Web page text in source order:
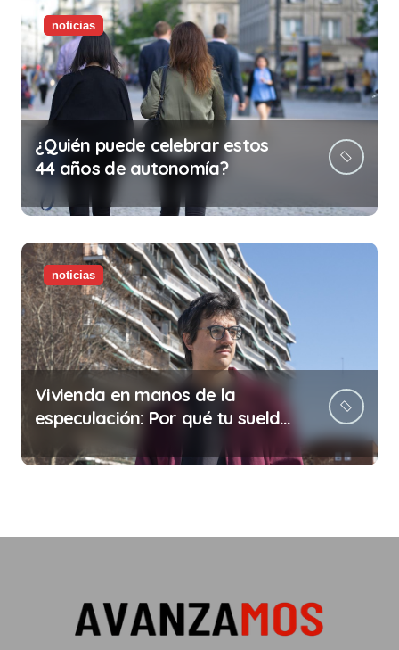
noticias
¿Quién puede celebrar estos
44 años de autonomía?
noticias
Vivienda en manos de la
especulación: Por qué tu sueldo